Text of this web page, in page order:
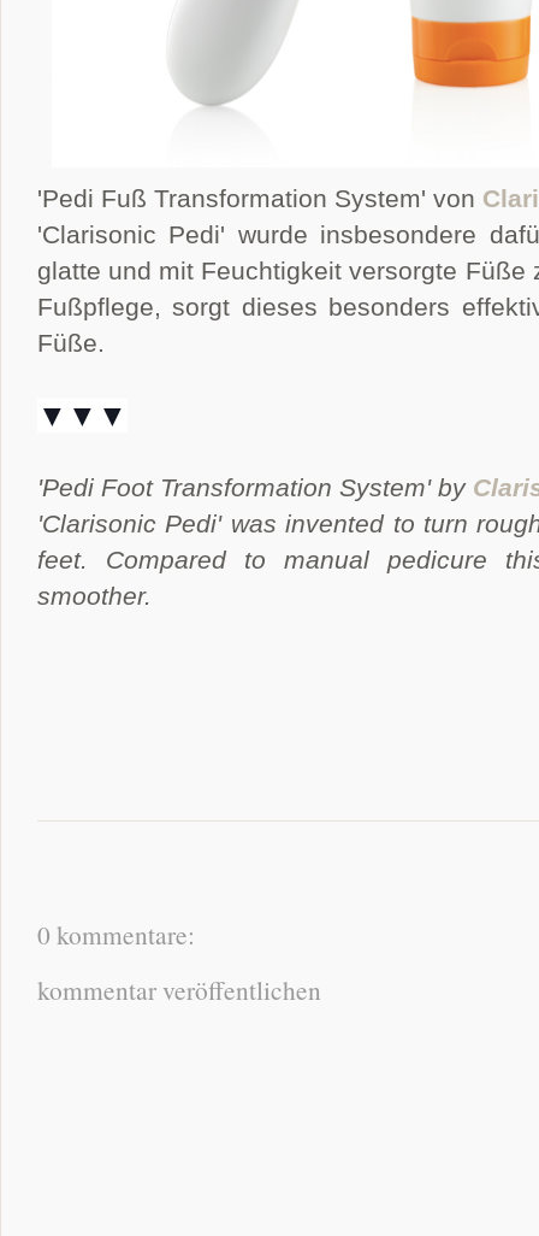
'Pedi Fuß Transformation System' von
'Clarisonic Pedi' wurde insbesondere
glatte und mit Feuchtigkeit versorgte
Fußpflege, sorgt dieses besonders
Füße.
▼▼▼
'Pedi Foot Transformation System' by
'Clarisonic Pedi' was invented to turn
feet. Compared to manual pedicure
smoother.
0 kommentare:
kommentar veröffentlichen